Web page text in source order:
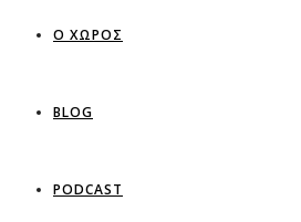
Ο ΧΩΡΟΣ
BLOG
PODCAST